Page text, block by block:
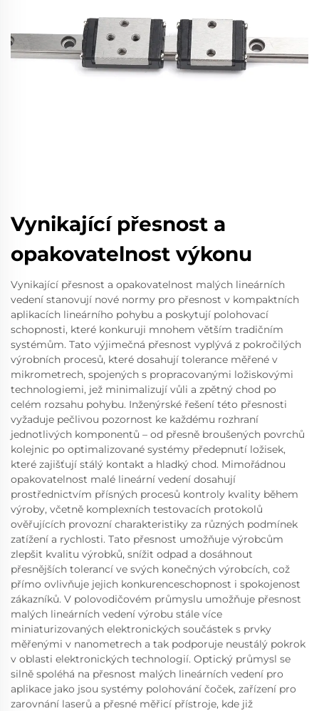
Vynikající přesnost a
opakovatelnost výkonu
Vynikající přesnost a opakovatelnost malých lineárních
vedení stanovují nové normy pro přesnost v kompaktních
aplikacích lineárního pohybu a poskytují polohovací
schopnosti, které konkuruji mnohem větším tradičním
systémům. Tato výjimečná přesnost vyplývá z pokročilých
výrobních procesů, které dosahují tolerance měřené v
mikrometrech, spojených s propracovanými ložiskovými
technologiemi, jež minimalizují vůli a zpětný chod po
celém rozsahu pohybu. Inženýrské řešení této přesnosti
vyžaduje pečlivou pozornost ke každému rozhraní
jednotlivých komponentů – od přesně broušených povrchů
kolejnic po optimalizované systémy předepnutí ložisek,
které zajišťují stálý kontakt a hladký chod. Mimořádnou
opakovatelnost malé lineární vedení dosahují
prostřednictvím přísných procesů kontroly kvality během
výroby, včetně komplexních testovacích protokolů
ověřujících provozní charakteristiky za různých podmínek
zatížení a rychlosti. Tato přesnost umožňuje výrobcům
zlepšit kvalitu výrobků, snížit odpad a dosáhnout
přesnějších tolerancí ve svých konečných výrobcích, což
přímo ovlivňuje jejich konkurenceschopnost i spokojenost
zákazníků. V polovodičovém průmyslu umožňuje přesnost
malých lineárních vedení výrobu stále více
miniaturizovaných elektronických součástek s prvky
měřenými v nanometrech a tak podporuje neustálý pokrok
v oblasti elektronických technologií. Optický průmysl se
silně spoléhá na přesnost malých lineárních vedení pro
aplikace jako jsou systémy polohování čoček, zařízení pro
zarovnání laserů a přesné měřicí přístroje, kde již